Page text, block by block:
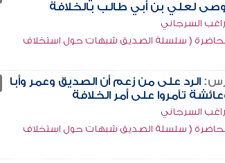
لعلي بن أبي طالب بالخلافة
راغب السرجاني
( سلسلة الصديق شبهات حول استخلاف
الرد على من زعم أن الصديق وعمر وأبا
تآمروا على أمر الخلافة
راغب السرجاني
( سلسلة الصديق شبهات حول استخلاف